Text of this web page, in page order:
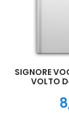
SIGNORE
VOLTO